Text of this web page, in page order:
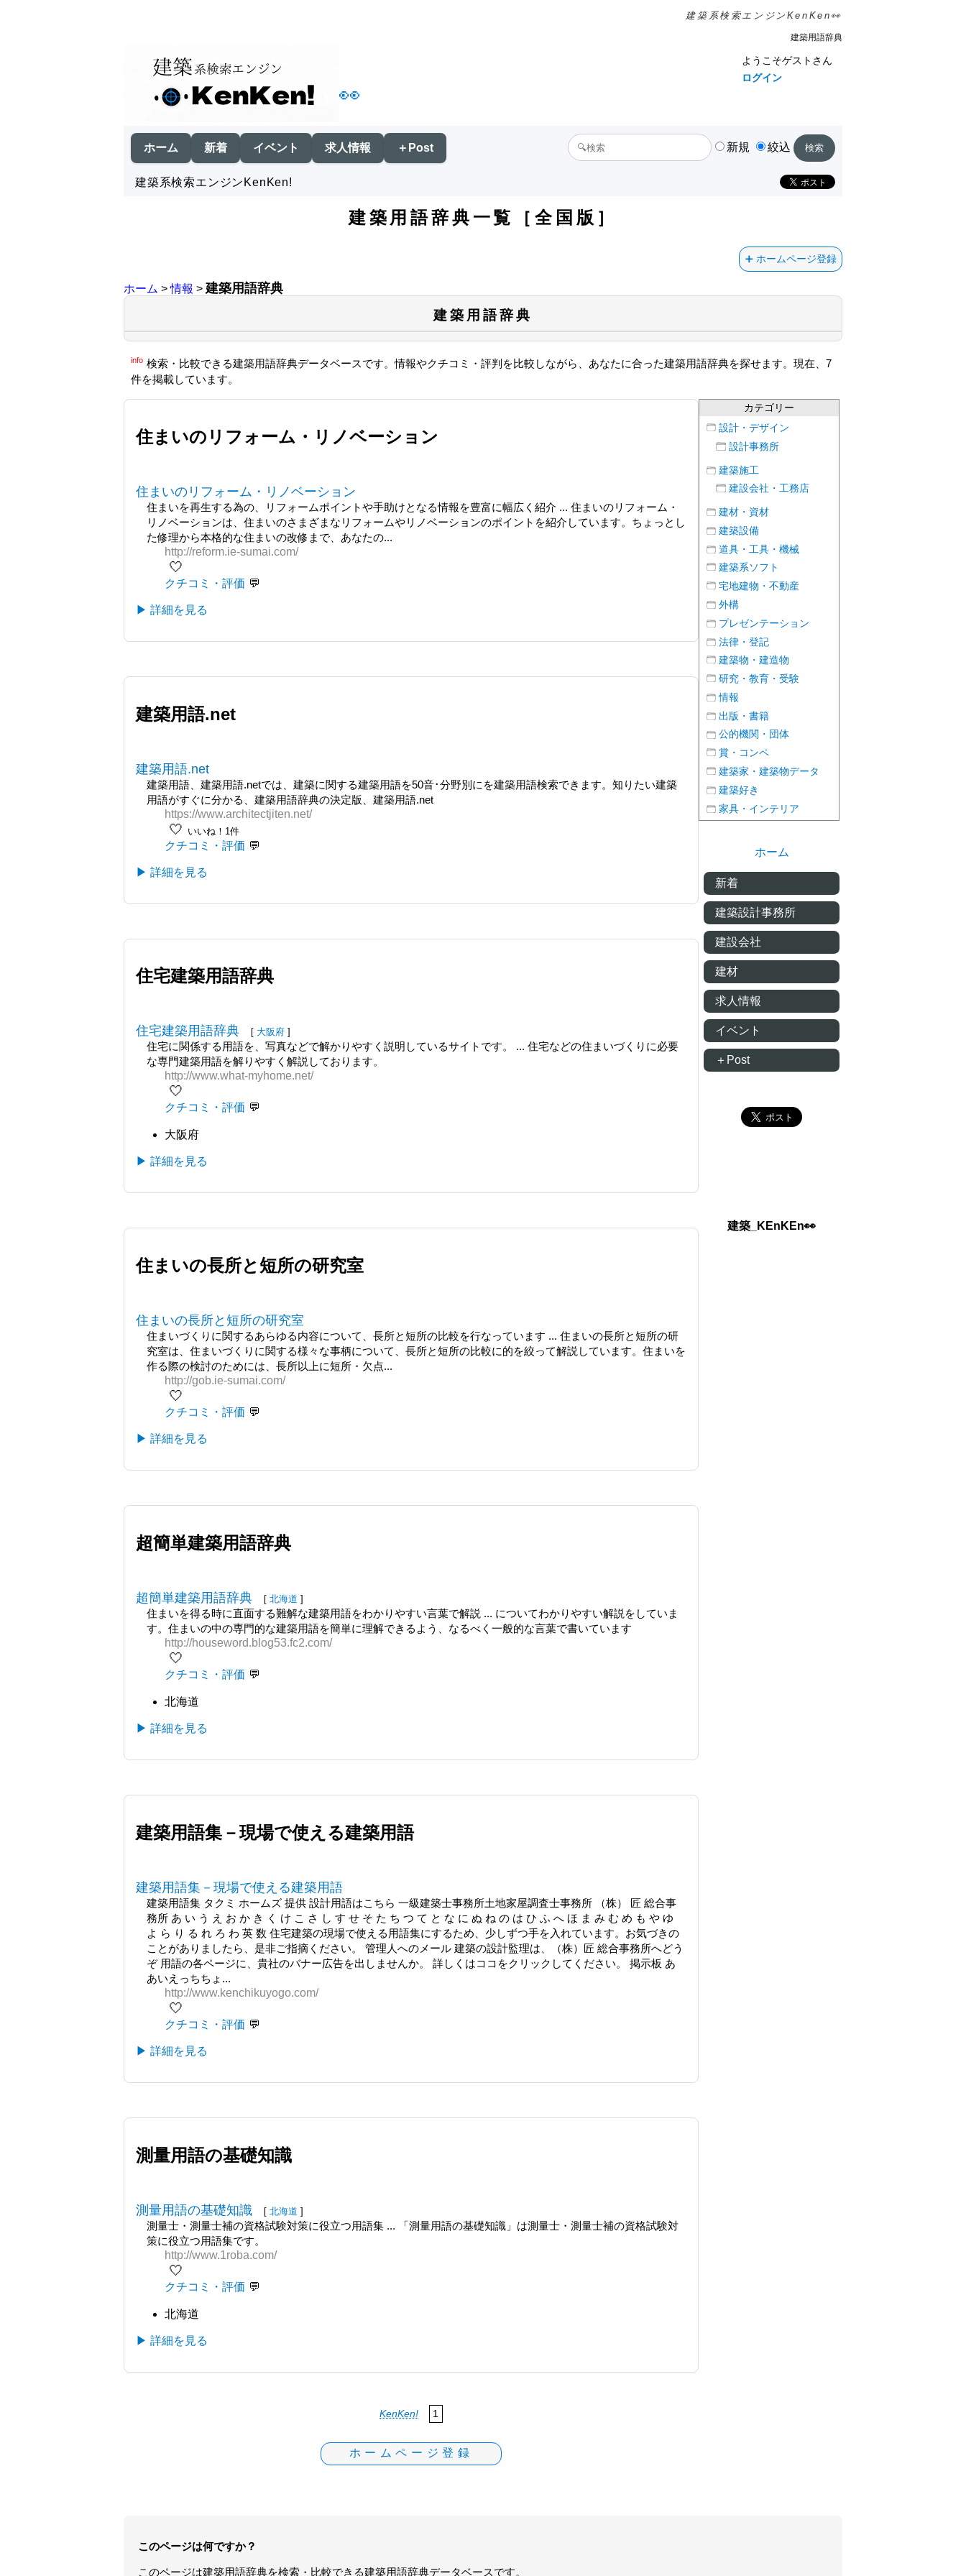
建築系検索エンジンKenKen👀
建築用語辞典
👀
ようこそゲストさん
ログイン
ホーム 新着 イベント 求人情報 ＋Post 新規 絞込
建築系検索エンジンKenKen!
建築用語辞典一覧［全国版］
ホームページ登録
ホーム >情報 > 建築用語辞典
建築用語辞典
info 検索・比較できる建築用語辞典データベースです。情報やクチコミ・評判を比較しながら、あなたに合った建築用語辞典を探せます。現在、7
件を掲載しています。
住まいのリフォーム・リノベーション
住まいのリフォーム・リノベーション
住まいを再生する為の、リフォームポイントや手助けとなる情報を豊富に幅広く紹介 ... 住まいのリフォーム・
リノベーションは、住まいのさまざまなリフォームやリノベーションのポイントを紹介しています。ちょっとし
た修理から本格的な住まいの改修まで、あなたの...
http://reform.ie-sumai.com/
🤍
クチコミ・評価
▶ 詳細を見る
建築用語.net
建築用語.net
建築用語、建築用語.netでは、建築に関する建築用語を50音･分野別にを建築用語検索できます。知りたい建築
用語がすぐに分かる、建築用語辞典の決定版、建築用語.net
https://www.architectjiten.net/
🤍 いいね！1件
クチコミ・評価
▶ 詳細を見る
住宅建築用語辞典
住宅建築用語辞典 [ 大阪府 ]
住宅に関係する用語を、写真などで解かりやすく説明しているサイトです。 ... 住宅などの住まいづくりに必要
な専門建築用語を解りやすく解説しております。
http://www.what-myhome.net/
🤍
クチコミ・評価
大阪府
▶ 詳細を見る
住まいの長所と短所の研究室
住まいの長所と短所の研究室
住まいづくりに関するあらゆる内容について、長所と短所の比較を行なっています ... 住まいの長所と短所の研
究室は、住まいづくりに関する様々な事柄について、長所と短所の比較に的を絞って解説しています。住まいを
作る際の検討のためには、長所以上に短所・欠点...
http://gob.ie-sumai.com/
🤍
クチコミ・評価
▶ 詳細を見る
超簡単建築用語辞典
超簡単建築用語辞典 [ 北海道 ]
住まいを得る時に直面する難解な建築用語をわかりやすい言葉で解説 ... についてわかりやすい解説をしていま
す。住まいの中の専門的な建築用語を簡単に理解できるよう、なるべく一般的な言葉で書いています
http://houseword.blog53.fc2.com/
🤍
クチコミ・評価
北海道
▶ 詳細を見る
建築用語集－現場で使える建築用語
建築用語集－現場で使える建築用語
建築用語集 タクミ ホームズ 提供 設計用語はこちら 一級建築士事務所土地家屋調査士事務所 （株） 匠 総合事
務所 あ い う え お か き く け こ さ し す せ そ た ち つ て と な に ぬ ね の は ひ ふ へ ほ ま み む め も や ゆ
よ ら り る れ ろ わ 英 数 住宅建築の現場で使える用語集にするため、少しずつ手を入れています。お気づきの
ことがありましたら、是非ご指摘ください。 管理人へのメール 建築の設計監理は、（株）匠 総合事務所へどう
ぞ 用語の各ページに、貴社のバナー広告を出しませんか。 詳しくはココをクリックしてください。 掲示板 あ
あいえっちちょ...
http://www.kenchikuyogo.com/
🤍
クチコミ・評価
▶ 詳細を見る
測量用語の基礎知識
測量用語の基礎知識 [ 北海道 ]
測量士・測量士補の資格試験対策に役立つ用語集 ... 「測量用語の基礎知識」は測量士・測量士補の資格試験対
策に役立つ用語集です。
http://www.1roba.com/
🤍
クチコミ・評価
北海道
▶ 詳細を見る
KenKen! 1
ホームページ登録
カテゴリー
設計・デザイン
設計事務所
建築施工
建設会社・工務店
建材・資材
建築設備
道具・工具・機械
建築系ソフト
宅地建物・不動産
外構
プレゼンテーション
法律・登記
建築物・建造物
研究・教育・受験
情報
出版・書籍
公的機関・団体
賞・コンペ
建築家・建築物データ
建築好き
家具・インテリア
ホーム
新着
建築設計事務所
建設会社
建材
求人情報
イベント
＋Post
建築_KEnKEn👀
このページは何ですか？
このページは建築用語辞典を検索・比較できる建築用語辞典データベースです。